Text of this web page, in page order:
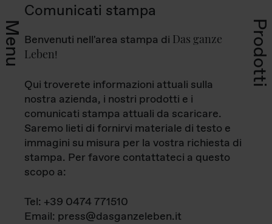
Menu Prodotti
Comunicati stampa
Benvenuti nell'area stampa di Das ganze
Leben!
Qui troverete informazioni attuali sulla
nostra azienda, i nostri prodotti e i
comunicati stampa attuali da scaricare.
Saremo lieti di fornirvi materiale di testo e
immagini su misura per la vostra richiesta di
stampa. Per favore contattateci a questo
scopo a:
Tel: +39 0474 771510
Email: press@dasganzeleben.it